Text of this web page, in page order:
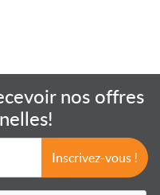
nos offres
Inscrivez-vous !